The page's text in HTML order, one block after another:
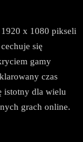
x 1080 pikseli
się
gamy
czas
istotny dla wielu
grach online.